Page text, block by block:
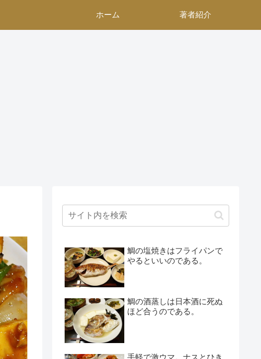
ホーム 著者紹介
鯛の塩焼きはフライパンで
やるといいのである。
鯛の酒蒸しは日本酒に死ぬ
ほど合うのである。
手軽で激ウマ。ナスとひき